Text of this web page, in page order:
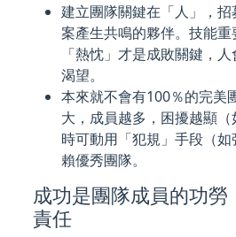
建立團隊關鍵在「人」，
案產生共鳴的夥伴。技能
「熱忱」才是成敗關鍵，
渴望。
本來就不會有100％的完美
大，成員越多，困擾越顯
時可動用「犯規」手段（
賴優秀團隊。
成功是團隊成員的功勞
責任